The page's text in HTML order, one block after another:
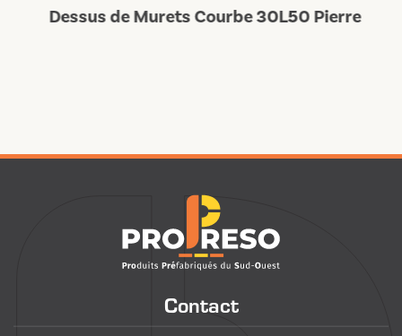
Dessus de Murets Courbe 30L50 Pierre
Contact